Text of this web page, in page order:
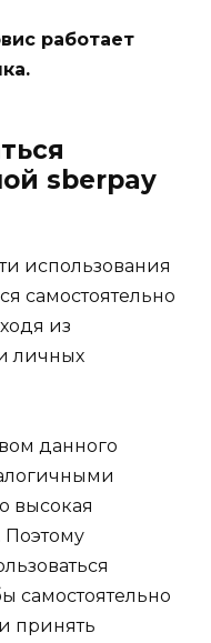
работает
sberpay
использования
самостоятельно
из
личных
данного
высокая
Поэтому
самостоятельно
принять